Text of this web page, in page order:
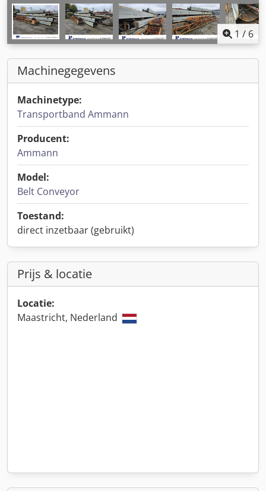
1 /6
Machinegegevens
Machinetype:
Transportband Ammann
Producent:
Ammann
Model:
Belt Conveyor
Toestand:
direct inzetbaar (gebruikt)
Prijs & locatie
Locatie:
Maastricht, Nederland